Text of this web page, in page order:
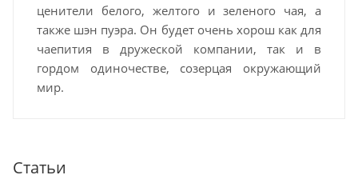
ценители белого, желтого и зеленого чая, а
также шэн пуэра. Он будет очень хорош как для
чаепития в дружеской компании, так и в
гордом одиночестве, созерцая окружающий
мир.
Статьи